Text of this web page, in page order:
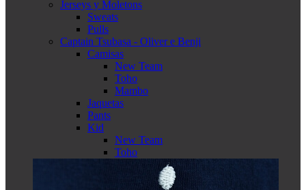
Jerseys y Moletons
Sweats
Pulls
Captain Tsubasa - Oliver e Benji
Camisas
New Team
Toho
Mambo
Jaquetas
Pants
Kid
New Team
Toho